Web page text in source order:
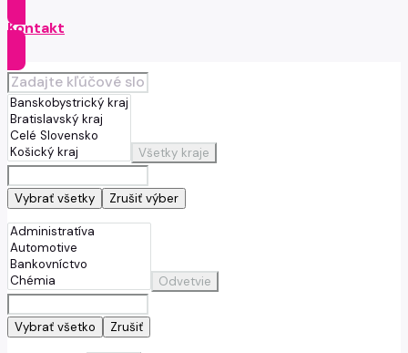
Kontakt
Všetky kraje
Vybrať všetky Zrušiť výber
Odvetvie
Vybrať všetko Zrušiť